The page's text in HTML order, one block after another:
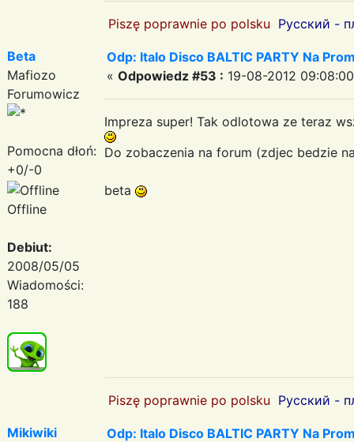
Piszę poprawnie po polsku Русский -
Beta
Mafiozo
Forumowicz
Pomocna dłoń:
+0/-0
Offline
Debiut:
2008/05/05
Wiadomości:
188
Odp: Italo Disco BALTIC PARTY Na
« Odpowiedz #53 : 19-08-2012
Impreza super! Tak odlotowa ze teraz
Do zobaczenia na forum (zdjec bedzie
beta
Piszę poprawnie po polsku Русский -
Mikiwiki
Odp: Italo Disco BALTIC PARTY Na